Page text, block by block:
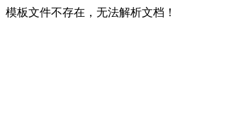
模板文件不存在，无法解析文档！